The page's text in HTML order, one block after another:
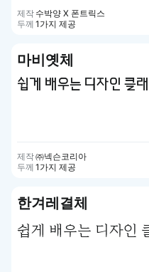
제작 수박양 X 폰트릭스
두께 1가지 제공
마비옛체
쉽게 배우는 디자인 클
제작㈜넥슨코리아
두께 1가지 제공
한겨레결체
쉽게 배우는 디자인